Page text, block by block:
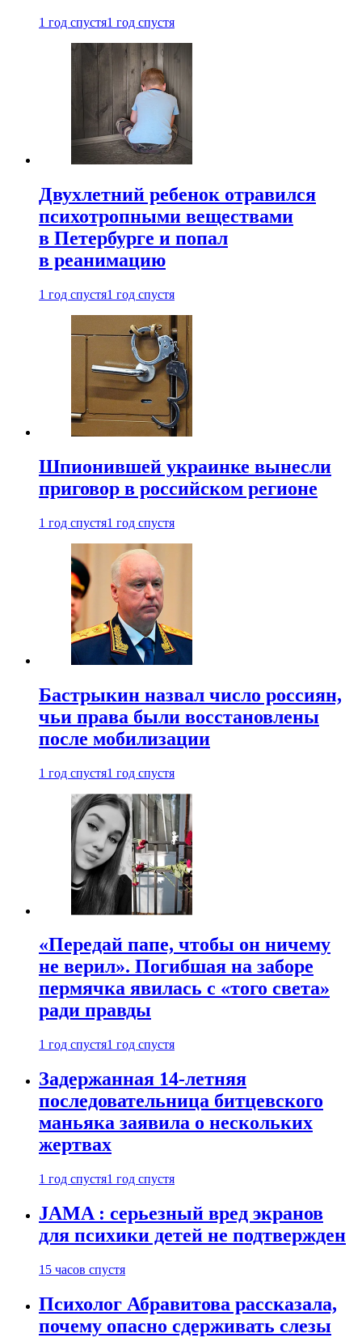
1 год спустя1 год спустя
Двухлетний ребенок отравился
психотропными веществами
в Петербурге и попал
в реанимацию
1 год спустя1 год спустя
Шпионившей украинке вынесли
приговор в российском регионе
1 год спустя1 год спустя
Бастрыкин назвал число россиян,
чьи права были восстановлены
после мобилизации
1 год спустя1 год спустя
«Передай папе, чтобы он ничему
не верил». Погибшая на заборе
пермячка явилась с «того света»
ради правды
1 год спустя1 год спустя
Задержанная 14-летняя
последовательница битцевского
маньяка заявила о нескольких
жертвах
1 год спустя1 год спустя
JAMA : серьезный вред экранов
для психики детей не подтвержден
15 часов спустя
Психолог Абравитова рассказала,
почему опасно сдерживать слезы